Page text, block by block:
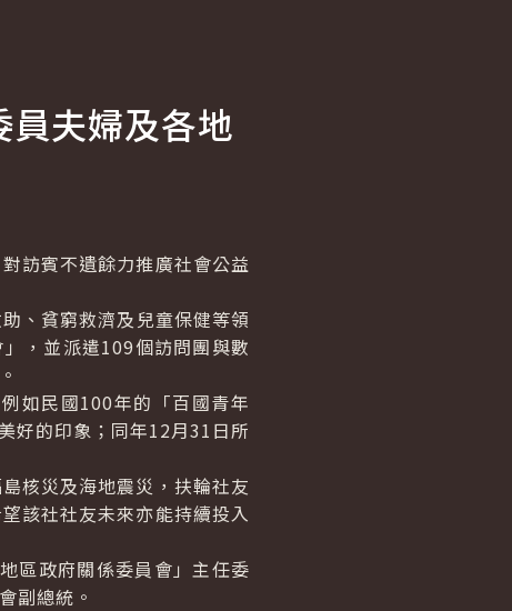
夫婦及各地
訪賓不遺餘力推廣社會公益
、貧窮救濟及兒童保健等領
，並派遣109個訪問團與數
如民國100年的「百國青年
好的印象；同年12月31日所
核災及海地震災，扶輪社友
該社社友未來亦能持續投入
區政府關係委員會」主任委
副總統。